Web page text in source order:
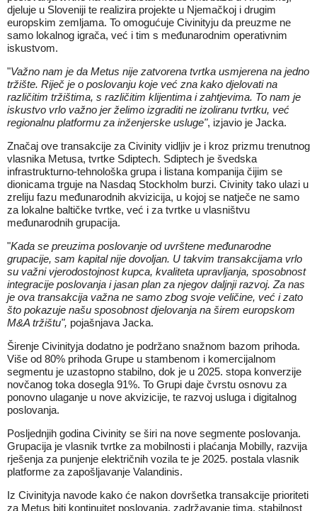
djeluje u Sloveniji te realizira projekte u Njemačkoj i drugim
europskim zemljama. To omogućuje Civinityju da preuzme ne
samo lokalnog igrača, već i tim s međunarodnim operativnim
iskustvom.
"Važno nam je da Metus nije zatvorena tvrtka usmjerena na jedno
tržište. Riječ je o poslovanju koje već zna kako djelovati na
različitim tržištima, s različitim klijentima i zahtjevima. To nam je
iskustvo vrlo važno jer želimo izgraditi ne izoliranu tvrtku, već
regionalnu platformu za inženjerske usluge", izjavio je Jacka.
Značaj ove transakcije za Civinity vidljiv je i kroz prizmu trenutnog
vlasnika Metusa, tvrtke Sdiptech. Sdiptech je švedska
infrastrukturno-tehnološka grupa i listana kompanija čijim se
dionicama trguje na Nasdaq Stockholm burzi. Civinity tako ulazi u
zreliju fazu međunarodnih akvizicija, u kojoj se natječe ne samo
za lokalne baltičke tvrtke, već i za tvrtke u vlasništvu
međunarodnih grupacija.
"Kada se preuzima poslovanje od uvrštene međunarodne
grupacije, sam kapital nije dovoljan. U takvim transakcijama vrlo
su važni vjerodostojnost kupca, kvaliteta upravljanja, sposobnost
integracije poslovanja i jasan plan za njegov daljnji razvoj. Za nas
je ova transakcija važna ne samo zbog svoje veličine, već i zato
što pokazuje našu sposobnost djelovanja na širem europskom
M&A tržištu", pojašnjava Jacka.
Širenje Civinityja dodatno je podržano snažnom bazom prihoda.
Više od 80% prihoda Grupe u stambenom i komercijalnom
segmentu je uzastopno stabilno, dok je u 2025. stopa konverzije
novčanog toka dosegla 91%. To Grupi daje čvrstu osnovu za
ponovno ulaganje u nove akvizicije, te razvoj usluga i digitalnog
poslovanja.
Posljednjih godina Civinity se širi na nove segmente poslovanja.
Grupacija je vlasnik tvrtke za mobilnosti i plaćanja Mobilly, razvija
rješenja za punjenje električnih vozila te je 2025. postala vlasnik
platforme za zapošljavanje Valandinis.
Iz Civinityja navode kako će nakon dovršetka transakcije prioriteti
za Metus biti kontinuitet poslovanja, zadržavanje tima, stabilnost